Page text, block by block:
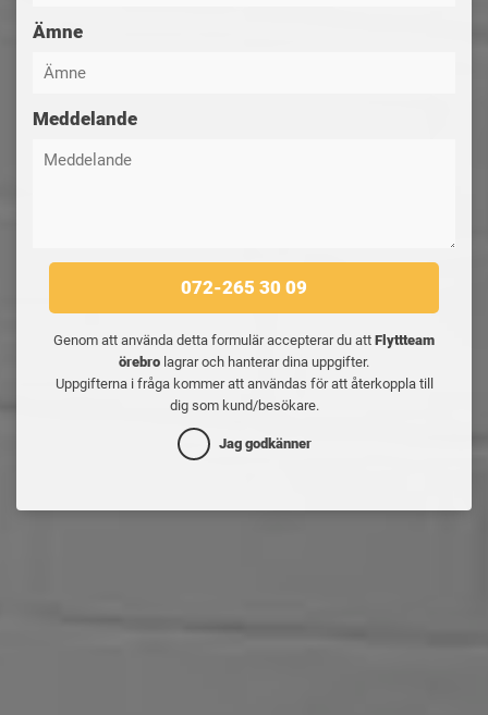
Ämne
Meddelande
072-265 30 09
Genom att använda detta formulär accepterar du att Flyttteam
örebro lagrar och hanterar dina uppgifter.
Uppgifterna i fråga kommer att användas för att återkoppla till
dig som kund/besökare.
Jag godkänner